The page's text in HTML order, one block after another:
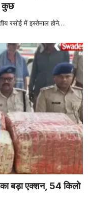
कुछ
रसोई में इस्तेमाल होने…
बड़ा एक्शन, 54 किलो